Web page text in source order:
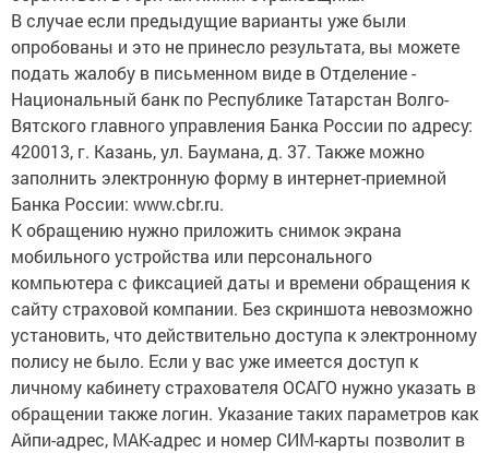
В случае если предыдущие варианты уже были
опробованы и это не принесло результата, вы можете
подать жалобу в письменном виде в Отделение -
Национальный банк по Республике Татарстан Волго-
Вятского главного управления Банка России по адресу:
420013, г. Казань, ул. Баумана, д. 37. Также можно
заполнить электронную форму в интернет-приемной
Банка России: www.cbr.ru.
К обращению нужно приложить снимок экрана
мобильного устройства или персонального
компьютера с фиксацией даты и времени обращения к
сайту страховой компании. Без скриншота невозможно
установить, что действительно доступа к электронному
полису не было. Если у вас уже имеется доступ к
личному кабинету страхователя ОСАГО нужно указать в
обращении также логин. Указание таких параметров как
Айпи-адрес, МАК-адрес и номер СИМ-карты позволит в